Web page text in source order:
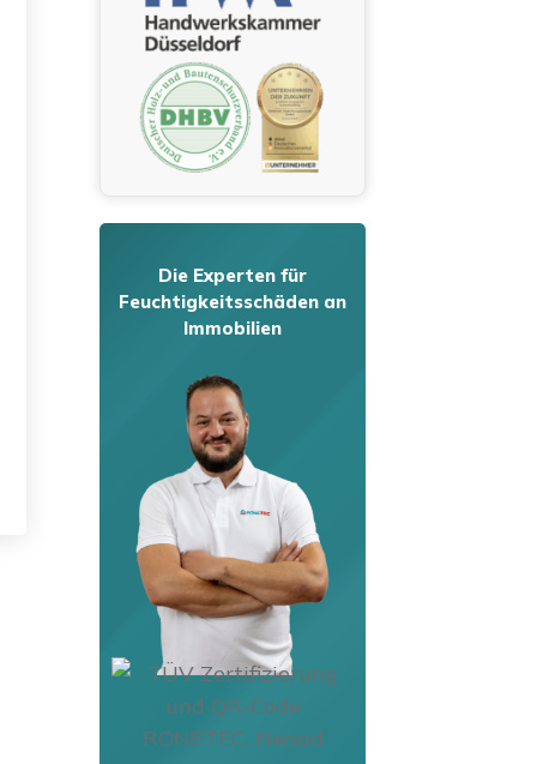
Die Experten für
Feuchtigkeitsschäden an
Immobilien